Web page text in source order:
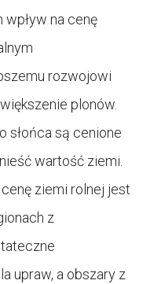
na cenę
rozwojowi
plonów.
słońca są cenione
wartość ziemi.
cenę ziemi rolnej jest
z
upraw, a obszary z